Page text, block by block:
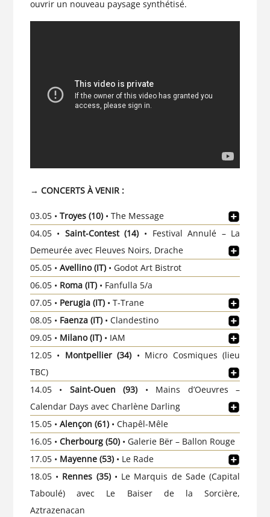
ouvrir un nouveau paysage synthétisé.
→ CONCERTS À VENIR :
03.05 • Troyes (10)• The Message
04.05 • Saint-Contest (14) • Festival Annulé – La
Demeurée avec Fleuves Noirs, Drache
05.05 • Avellino (IT) • Godot Art Bistrot
06.05 • Roma (IT) • Fanfulla 5/a
07.05 • Perugia (IT)• T-Trane
08.05 • Faenza (IT) • Clandestino
09.05 • Milano (IT)• IAM
12.05 • Montpellier (34) • Micro Cosmiques (lieu
TBC)
14.05 • Saint-Ouen (93) • Mains d’Oeuvres –
Calendar Days avec Charlène Darling
15.05 • Alençon (61)• Chapêl-Mêle
16.05 • Cherbourg (50)• Galerie Bër – Ballon Rouge
17.05 • Mayenne (53)• Le Rade
18.05 • Rennes (35)• Le Marquis de Sade (Capital
Taboulé) avec Le Baiser de la Sorcière,
Aztrazenacan